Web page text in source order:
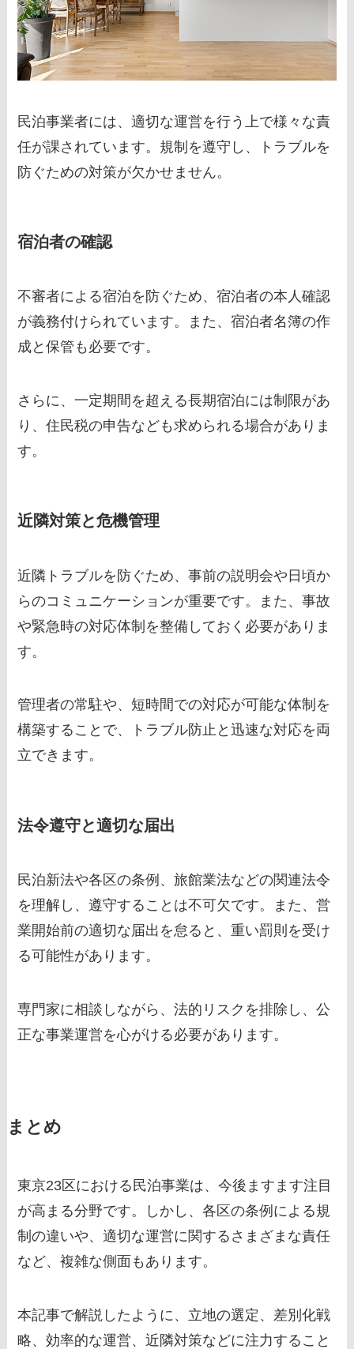
民泊事業者には、適切な運営を行う上で様々な責
任が課されています。規制を遵守し、トラブルを
防ぐための対策が欠かせません。
宿泊者の確認
不審者による宿泊を防ぐため、宿泊者の本人確認
が義務付けられています。また、宿泊者名簿の作
成と保管も必要です。
さらに、一定期間を超える長期宿泊には制限があ
り、住民税の申告なども求められる場合がありま
す。
近隣対策と危機管理
近隣トラブルを防ぐため、事前の説明会や日頃か
らのコミュニケーションが重要です。また、事故
や緊急時の対応体制を整備しておく必要がありま
す。
管理者の常駐や、短時間での対応が可能な体制を
構築することで、トラブル防止と迅速な対応を両
立できます。
法令遵守と適切な届出
民泊新法や各区の条例、旅館業法などの関連法令
を理解し、遵守することは不可欠です。また、営
業開始前の適切な届出を怠ると、重い罰則を受け
る可能性があります。
専門家に相談しながら、法的リスクを排除し、公
正な事業運営を心がける必要があります。
まとめ
東京23区における民泊事業は、今後ますます注目
が高まる分野です。しかし、各区の条例による規
制の違いや、適切な運営に関するさまざまな責任
など、複雑な側面もあります。
本記事で解説したように、立地の選定、差別化戦
略、効率的な運営、近隣対策などに注力すること